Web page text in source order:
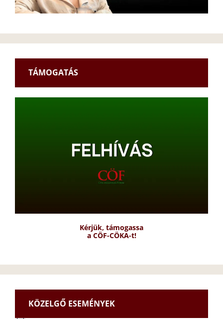
TÁMOGATÁS
Kérjük, támogassa
a CÖF-CÖKA-t!
KÖZELGŐ ESEMÉNYEK